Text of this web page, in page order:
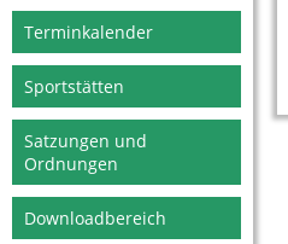
Terminkalender
Sportstätten
Satzungen und
Ordnungen
Downloadbereich